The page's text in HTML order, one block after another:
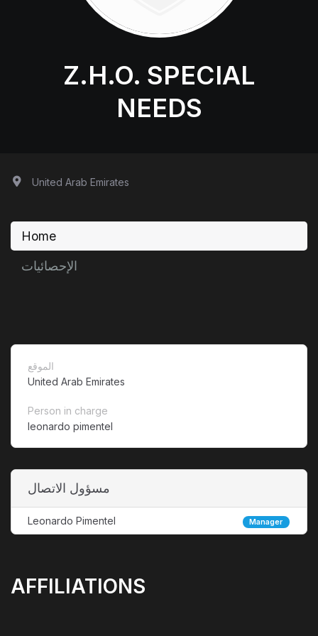
Z.H.O. SPECIAL
NEEDS
United Arab Emirates
Home
الإحصائيات
الموقع
United Arab Emirates
Person in charge
leonardo pimentel
مسؤول الاتصال
Leonardo Pimentel Manager
AFFILIATIONS